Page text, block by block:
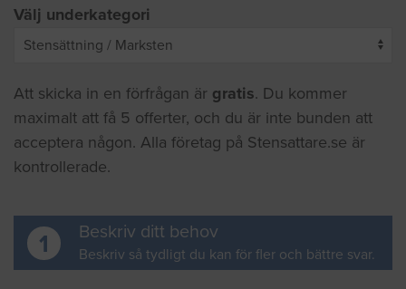
Välj underkategori
Att skicka in en förfrågan är gratis. Du kommer
maximalt att få 5 offerter, och du är inte bunden att
acceptera någon. Alla företag på Stensattare.se är
kontrollerade.
1 Beskriv ditt behov
Beskriv så tydligt du kan för fler och bättre svar.